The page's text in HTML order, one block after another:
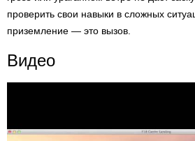
проверить свои навыки в сложных
приземление — это вызов.
Видео